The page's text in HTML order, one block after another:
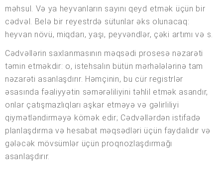
məhsul. Və ya heyvanların sayını qeyd etmək üçün bir
cədvəl. Belə bir reyestrdə sütunlar əks olunacaq:
heyvan növü, miqdarı, yaşı, peyvəndlər, çəki artımı və s.
Cədvəllərin saxlanmasının məqsədi prosesə nəzarəti
təmin etməkdir: o, istehsalın bütün mərhələlərinə tam
nəzarəti asanlaşdırır. Həmçinin, bu cür registrlər
əsasında fəaliyyətin səmərəliliyini təhlil etmək asandır,
onlar çatışmazlıqları aşkar etməyə və gəlirliliyi
qiymətləndirməyə kömək edir; Cədvəllərdən istifadə
planlaşdırma və hesabat məqsədləri üçün faydalıdır və
gələcək mövsümlər üçün proqnozlaşdırmağı
asanlaşdırır.